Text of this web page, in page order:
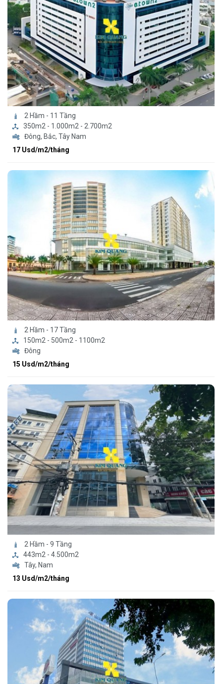
2 Hầm - 11 Tầng
350m2 - 1.000m2 - 2.700m2
Đông, Bắc, Tây Nam
17 Usd/m2/tháng
2 Hầm - 17 Tầng
150m2 - 500m2 - 1100m2
Đông
15 Usd/m2/tháng
2 Hầm - 9 Tầng
443m2 - 4.500m2
Tây, Nam
13 Usd/m2/tháng